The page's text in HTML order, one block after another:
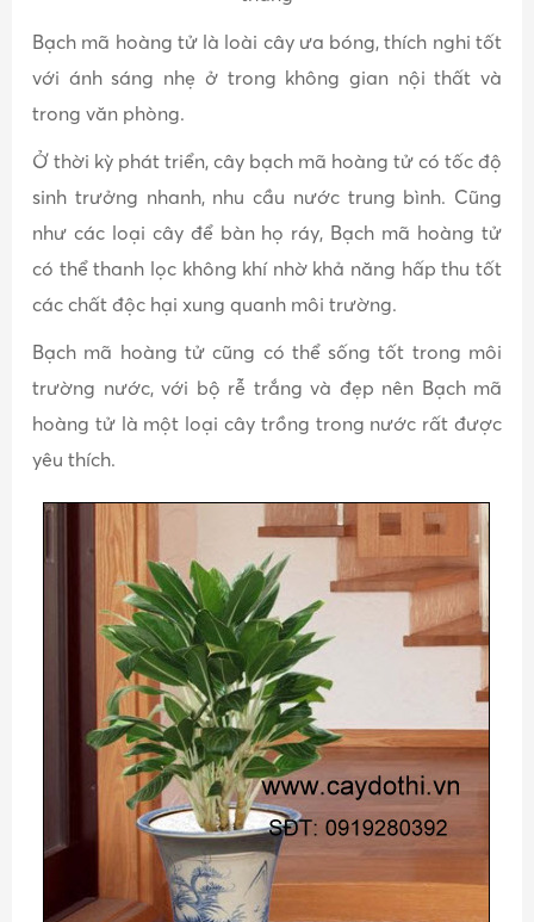
Bạch mã hoàng tử là loài cây ưa bóng, thích nghi tốt
với ánh sáng nhẹ ở trong không gian nội thất và
trong văn phòng.
Ở thời kỳ phát triển, cây bạch mã hoàng tử có tốc độ
sinh trưởng nhanh, nhu cầu nước trung bình. Cũng
như các loại cây để bàn họ ráy, Bạch mã hoàng tử
có thể thanh lọc không khí nhờ khả năng hấp thu tốt
các chất độc hại xung quanh môi trường.
Bạch mã hoàng tử cũng có thể sống tốt trong môi
trường nước, với bộ rễ trắng và đẹp nên Bạch mã
hoàng tử là một loại cây trồng trong nước rất được
yêu thích.